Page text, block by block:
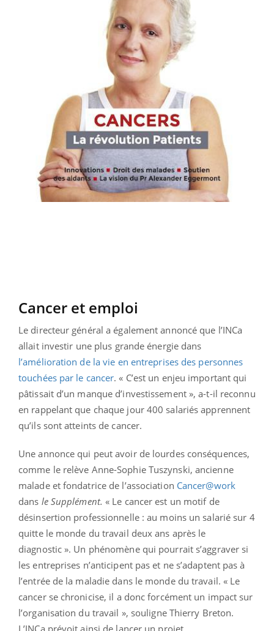
Cancer et emploi
Le directeur général a également annoncé que l’INCa
allait investir une plus grande énergie dans
l’amélioration de la vie en entreprises des personnes
touchées par le cancer. « C’est un enjeu important qui
pâtissait d’un manque d’investissement », a-t-il reconnu
en rappelant que chaque jour 400 salariés apprennent
qu’ils sont atteints de cancer.
Une annonce qui peut avoir de lourdes conséquences,
comme le relève Anne-Sophie Tuszynski, ancienne
malade et fondatrice de l’association Cancer@work
dans le Supplément. « Le cancer est un motif de
désinsertion professionnelle : au moins un salarié sur 4
quitte le monde du travail deux ans après le
diagnostic ». Un phénomène qui pourrait s’aggraver si
les entreprises n’anticipent pas et ne s’adaptent pas à
l’entrée de la maladie dans le monde du travail. « Le
cancer se chronicise, il a donc forcément un impact sur
l’organisation du travail », souligne Thierry Breton.